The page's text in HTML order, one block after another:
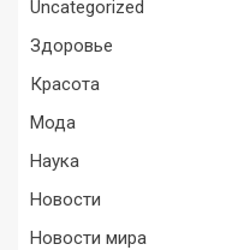
Uncategorized
Здоровье
Красота
Мода
Наука
Новости
Новости мира